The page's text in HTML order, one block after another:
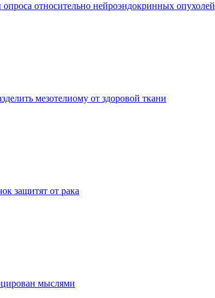
относительно нейроэндокринных опухолей
мезотелиому от здоровой ткани
защитят от рака
мыслями